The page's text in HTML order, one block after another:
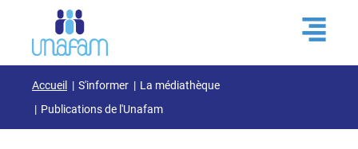
Accueil S'informer
La médiathèque
Publications de l'Unafam